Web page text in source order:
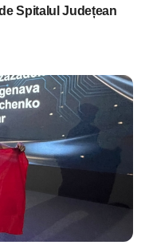
Spitalul Județean